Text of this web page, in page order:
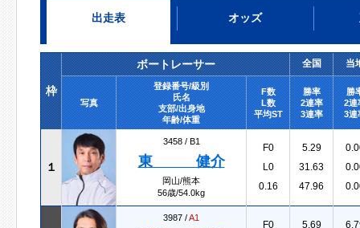
出走表 オッズ
枠
ボートレーサー 全国 当
写真
登録番号/級別
氏名
支部/出身地
年齢/体重
F数
L数
平均ST
勝率
2連率
3連率
勝
2連
3連
１
3458 / B1
東 健介
岡山/熊本
56歳/54.0kg
F0
L0
0.16
5.29
31.63
47.96
3987 /A1
F0
5.69